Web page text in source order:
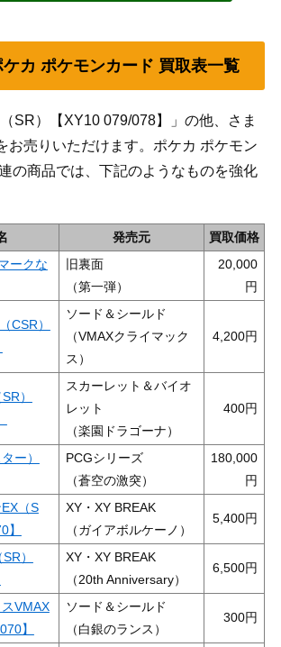
カ ポケモンカード 買取表一覧
SR）【XY10 079/078】」の他、さま
お売りいただけます。ポケカ ポケモン
の商品では、下記のようなものを強化
発売元
買取価格
ークな
旧裏面
（第一弾）
20,000
CSR）
ソード＆シールド
（VMAXクライマック
ス）
4,200
）
スカーレット＆バイオ
レット
（楽園ドラゴーナ）
400
ー）
PCGシリーズ
（蒼空の激突）
180,000
（S
】
XY・XY BREAK
（ガイアボルケーノ）
5,400
）
XY・XY BREAK
（20th Anniversary）
6,500
VMAX
】
ソード＆シールド
（白銀のランス）
300